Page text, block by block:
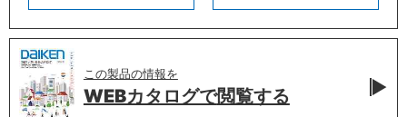
この製品の情報を
WEBカタログで閲覧する